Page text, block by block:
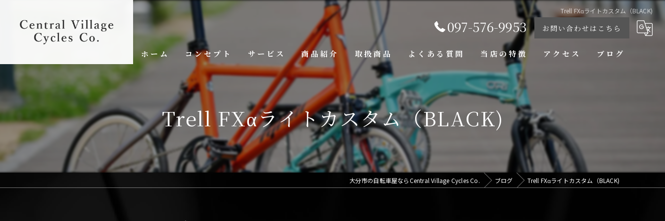
Trell FXαライトカスタム（BLACK)
097-576-9953 お問い合わせはこちら
ホーム コンセプト サービス 商品紹介 取扱商品 よくある質問 当店の特徴
修理
ブランド
スタイリッシュ
コンパクト
アクセス ブログ
Trell FXαライトカスタム（BLACK)
大分市の自転車屋ならCentral Village Cycles Co. ブログ Trell FXαライトカスタム（BLACK)